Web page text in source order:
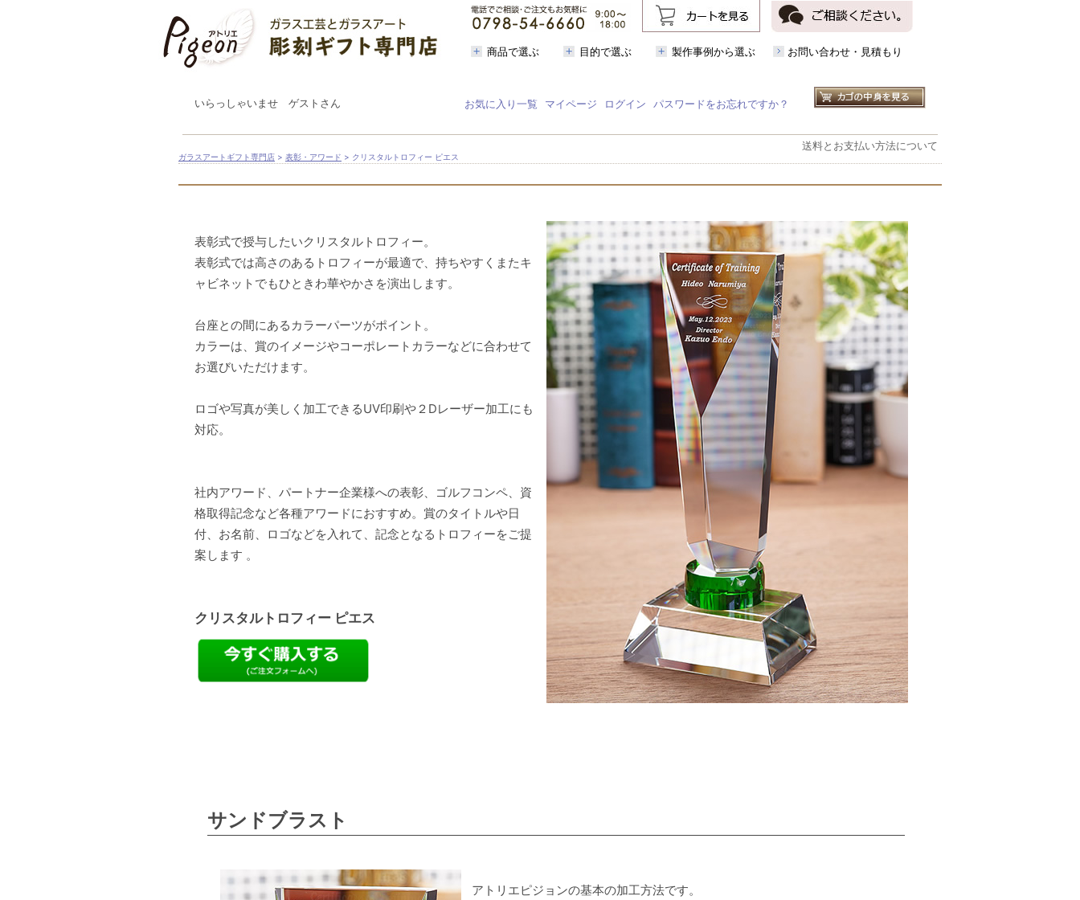
商品で選ぶ 目的で選ぶ 製作事例から選ぶ お問い合わせ・見積もり
いらっしゃいませ ゲストさん お気に入り一覧 マイページ ログイン パスワードをお忘れですか？
送料とお支払い方法について
ガラスアートギフト専門店 > 表彰・アワード > クリスタルトロフィー ピエス
表彰式で授与したいクリスタルトロフィー。
表彰式では高さのあるトロフィーが最適で、持ちやすくまたキ
ャビネットでもひときわ華やかさを演出します。
台座との間にあるカラーパーツがポイント。
カラーは、賞のイメージやコーポレートカラーなどに合わせて
お選びいただけます。
ロゴや写真が美しく加工できるUV印刷や２Dレーザー加工にも
対応。
社内アワード、パートナー企業様への表彰、ゴルフコンペ、資
格取得記念など各種アワードにおすすめ。賞のタイトルや日
付、お名前、ロゴなどを入れて、記念となるトロフィーをご提
案します 。
クリスタルトロフィー ピエス
サンドブラスト
アトリエピジョンの基本の加工方法です。